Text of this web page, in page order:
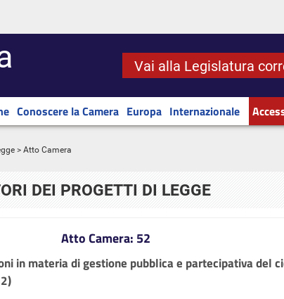
Vai alla Legislatura
Conoscere la Camera Europa Internazionale
> Atto Camera
DEI PROGETTI DI LEGGE
Atto Camera: 52
in materia di gestione pubblica e partecipativa del